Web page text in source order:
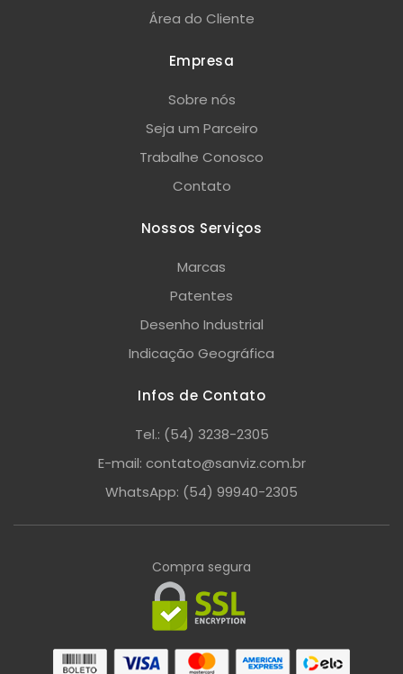
Área do Cliente
Empresa
Sobre nós
Seja um Parceiro
Trabalhe Conosco
Contato
Nossos Serviços
Marcas
Patentes
Desenho Industrial
Indicação Geográfica
Infos de Contato
Tel.: (54) 3238-2305
E-mail: contato@sanviz.com.br
WhatsApp: (54) 99940-2305
Compra segura